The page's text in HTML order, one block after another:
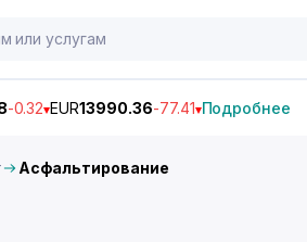
-0.32 EUR13990.36-77.41 Подробнее
Асфальтирование